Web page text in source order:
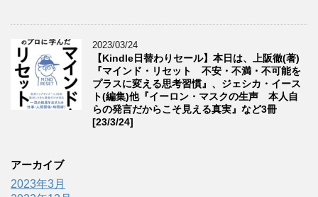
2023/03/24
【Kindle日替わりセール】本日は、上阪徹(著)
『マインド・リセット 不安・不満・不可能を
プラスに変える思考習慣』、ジェシカ・イース
ト(編集)他『イーロン・マスクの生声 本人自
らの発言だからこそ見える真実』など3冊
[23/3/24]
アーカイブ
2023年3月